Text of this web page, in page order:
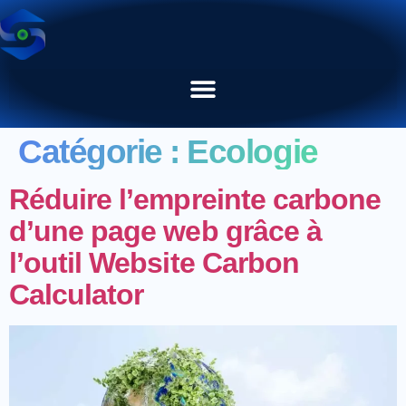
Catégorie : Ecologie
Réduire l’empreinte carbone
d’une page web grâce à
l’outil Website Carbon
Calculator